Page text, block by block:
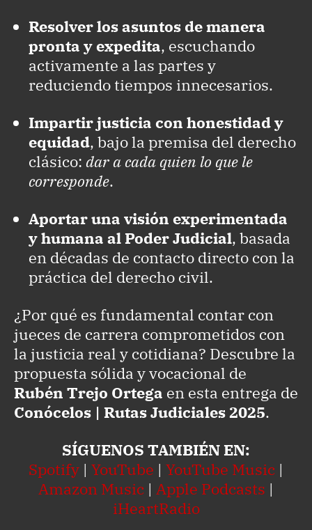
Resolver los asuntos de manera
pronta y expedita, escuchando
activamente a las partes y
reduciendo tiempos innecesarios.
Impartir justicia con honestidad y
equidad, bajo la premisa del derecho
clásico: dar a cada quien lo que le
corresponde.
Aportar una visión experimentada
y humana al Poder Judicial, basada
en décadas de contacto directo con la
práctica del derecho civil.
¿Por qué es fundamental contar con
jueces de carrera comprometidos con
la justicia real y cotidiana? Descubre la
propuesta sólida y vocacional de
Rubén Trejo Ortega en esta entrega de
Conócelos | Rutas Judiciales 2025.
SÍGUENOS TAMBIÉN EN:
Spotify | YouTube | YouTube Music |
Amazon Music | Apple Podcasts |
iHeartRadio